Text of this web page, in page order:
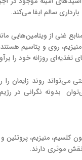
سالم ایفا می‌کند.
روی و پتاسیم
تغذیه‌ای روزانه خود را
می‌تواند روند زایمان را
بدونه نگرانی در
موثری دارند.